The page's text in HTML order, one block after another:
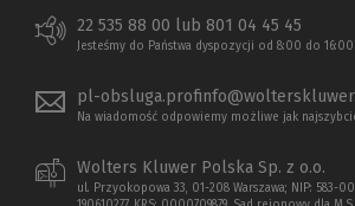
22 535 88 00 lub 801 04 45 45
Jesteśmy do Państwa dyspozycji od 8:00 do 16:00
pl-
Na wiadomość odpowiemy możliwe jak
Wolters Kluwer Polska Sp. z o.o.
ul. Przyokopowa 33, 01-208 Warszawa; NIP: 583-